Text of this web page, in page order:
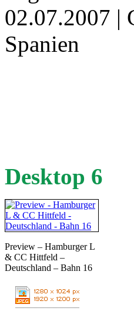
02.07.2007 |
Spanien
Desktop 6
Preview – Hamburger L
& CC Hittfeld –
Deutschland – Bahn 16